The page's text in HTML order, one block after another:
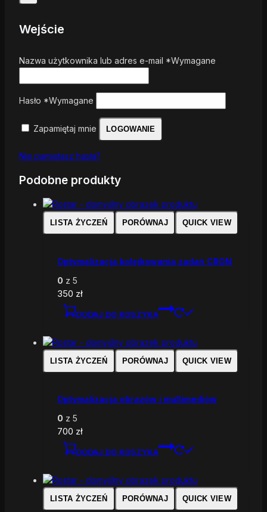
Wejście
Nazwa użytkownika lub adres e-mail *Wymagane
Hasło *Wymagane
Zapamiętaj mnie LOGOWANIE
Nie pamiętasz hasła?
Podobne produkty
LISTA ŻYCZEŃ PORÓWNAJ QUICK VIEW
Optymalizacja kolejkowania zadań CRON
0 z 5
350 zł
DODAJ DO KOSZYKA
LISTA ŻYCZEŃ PORÓWNAJ QUICK VIEW
Optymalizacja obrazów i multimediów
0 z 5
700 zł
DODAJ DO KOSZYKA
LISTA ŻYCZEŃ PORÓWNAJ QUICK VIEW